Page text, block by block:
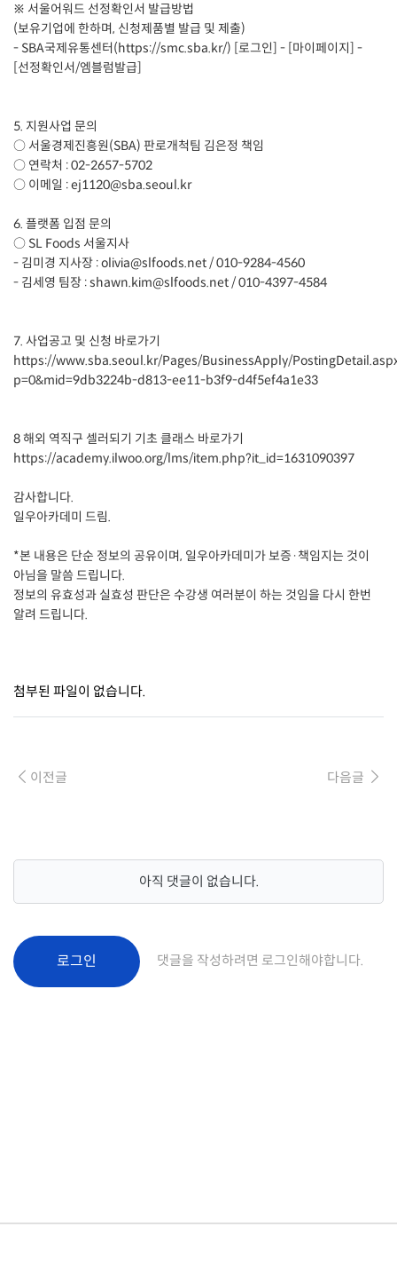
※ 서울어워드 선정확인서 발급방법
(보유기업에 한하며, 신청제품별 발급 및 제출)
- SBA국제유통센터(https://smc.sba.kr/) [로그인] - [마이페이지] -
[선정확인서/엠블럼발급]
5. 지원사업 문의
○ 서울경제진흥원(SBA) 판로개척팀 김은정 책임
○ 연락처 : 02-2657-5702
○ 이메일 : ej1120@sba.seoul.kr
6. 플랫폼 입점 문의
○ SL Foods 서울지사
- 김미경 지사장 : olivia@slfoods.net / 010-9284-4560
- 김세영 팀장 : shawn.kim@slfoods.net / 010-4397-4584
7. 사업공고 및 신청 바로가기
https://www.sba.seoul.kr/Pages/BusinessApply/
p=0&mid=9db3224b-d813-ee11-b3f9-d4f5ef4a1e33
8 해외 역직구 셀러되기 기초 클래스 바로가기
https://academy.ilwoo.org/lms/item.php?it_id=1631090397
감사합니다.
일우아카데미 드림.
*본 내용은 단순 정보의 공유이며, 일우아카데미가 보증·책임지는 것이
아님을 말씀 드립니다.
정보의 유효성과 실효성 판단은 수강생 여러분이 하는 것임을 다시 한번
알려 드립니다.
첨부된 파일이 없습니다.
이전글 다음글
아직 댓글이 없습니다.
로그인 댓글을 작성하려면 로그인해야합니다.